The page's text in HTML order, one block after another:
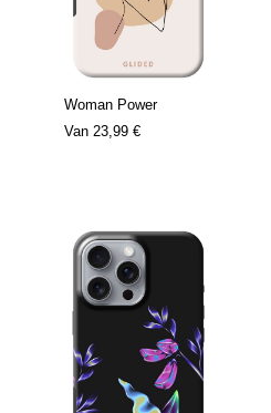
Woman Power
Van 23,99 €